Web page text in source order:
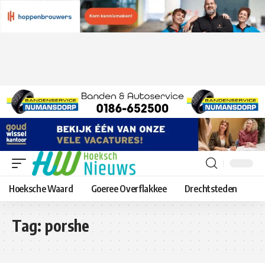
Hoeksche Waard Goeree Overflakkee Drechtsteden
Tag: porshe